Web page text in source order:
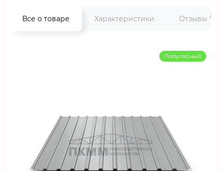
Все о товаре Характеристики Отзывы 4
Популярный